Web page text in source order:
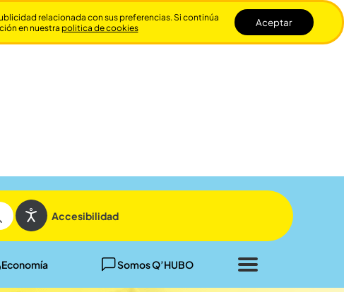
Accesibilidad
Economía Somos Q’HUBO
Cerrar
relacionada con sus preferencias. Si continúa
en nuestra politica de cookies Aceptar